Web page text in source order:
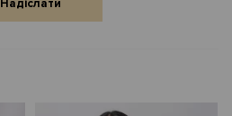
Надіслати